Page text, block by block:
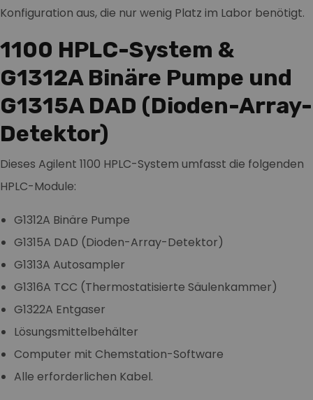
Konfiguration aus, die nur wenig Platz im Labor benötigt.
1100 HPLC-System &
G1312A Binäre Pumpe und
G1315A DAD (Dioden-Array-
Detektor)
Dieses Agilent 1100 HPLC-System umfasst die folgenden
HPLC-Module:
G1312A Binäre Pumpe
G1315A DAD (Dioden-Array-Detektor)
G1313A Autosampler
G1316A TCC (Thermostatisierte Säulenkammer)
G1322A Entgaser
Lösungsmittelbehälter
Computer mit Chemstation-Software
Alle erforderlichen Kabel.